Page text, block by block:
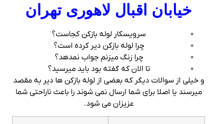
خیابان اقبال لاهوری تهران
سرویسکار لوله بازکن کجاست؟
چرا لوله بازکن دیر کرده است؟
چرا زنگ میزنم جواب نمدهد؟
تا الان که گفته بود باید میرسید؟
و خیلی از سوالات دیگر که بعضی از لوله بازکن ها دیر به مقصد
میرسند یا اصلا برای شما ارسال نمی شوند را باعث ناراحتی شما
عزیزان می شود.